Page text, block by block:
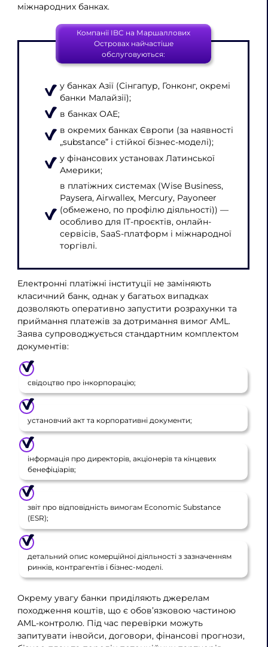
міжнародних банках.
Компанії IBC на Маршаллових
Островах найчастіше
обслуговуються:
у банках Азії (Сінгапур, Гонконг, окремі
банки Малайзії);
в банках ОАЕ;
в окремих банках Європи (за наявності
„substance” і стійкої бізнес-моделі);
у фінансових установах Латинської
Америки;
в платіжних системах (Wise Business,
Paysera, Airwallex, Mercury, Payoneer
(обмежено, по профілю діяльності)) —
особливо для IT-проєктів, онлайн-
сервісів, SaaS-платформ і міжнародної
торгівлі.
Електронні платіжні інституції не заміняють
класичний банк, однак у багатьох випадках
дозволяють оперативно запустити розрахунки та
приймання платежів за дотримання вимог AML.
Заява супроводжується стандартним комплектом
документів:
свідоцтво про інкорпорацію;
установчий акт та корпоративні документи;
інформація про директорів, акціонерів та кінцевих
бенефіціарів;
звіт про відповідність вимогам Economic Substance
(ESR);
детальний опис комерційної діяльності з зазначенням
ринків, контрагентів і бізнес-моделі.
Окрему увагу банки приділяють джерелам
походження коштів, що є обов’язковою частиною
AML-контролю. Під час перевірки можуть
запитувати інвойси, договори, фінансові прогнози,